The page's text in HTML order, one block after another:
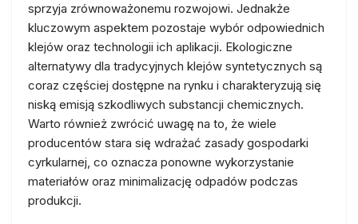
sprzyja zrównoważonemu rozwojowi. Jednakże
kluczowym aspektem pozostaje wybór odpowiednich
klejów oraz technologii ich aplikacji. Ekologiczne
alternatywy dla tradycyjnych klejów syntetycznych są
coraz częściej dostępne na rynku i charakteryzują się
niską emisją szkodliwych substancji chemicznych.
Warto również zwrócić uwagę na to, że wiele
producentów stara się wdrażać zasady gospodarki
cyrkularnej, co oznacza ponowne wykorzystanie
materiałów oraz minimalizację odpadów podczas
produkcji.